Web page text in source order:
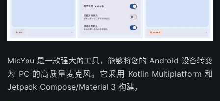
MicYou 是一款强大的工具，能够将您的 Android 设备转变
为 PC 的高质量麦克风。它采用 Kotlin Multiplatform 和
Jetpack Compose/Material 3 构建。